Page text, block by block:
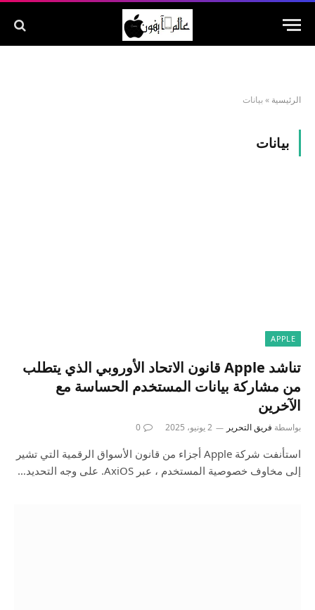
الرئيسية »بيانات
بيانات
APPLE
تناشد Apple قانون الاتحاد الأوروبي الذي يتطلب
من مشاركة بيانات المستخدم الحساسة مع
الآخرين
بواسطة فريق التحرير 2 يونيو، 2025 0
استأنفت شركة Apple أجزاء من قانون الأسواق الرقمية التي تشير
إلى مخاوف خصوصية المستخدم ، عبر AxiOS. على وجه التحديد…